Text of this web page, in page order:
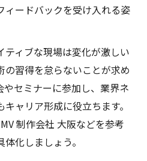
ィードバックを受け入れる姿
ィブな現場は変化が激しい
の習得を怠らないことが求め
やセミナーに参加し、業界ネ
ャリア形成に役立ちます。
制作会社 大阪などを参考
化しましょう。